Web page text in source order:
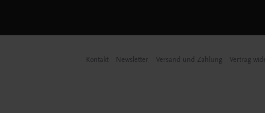
Kontakt Newsletter Versand und Zahlung Vertrag